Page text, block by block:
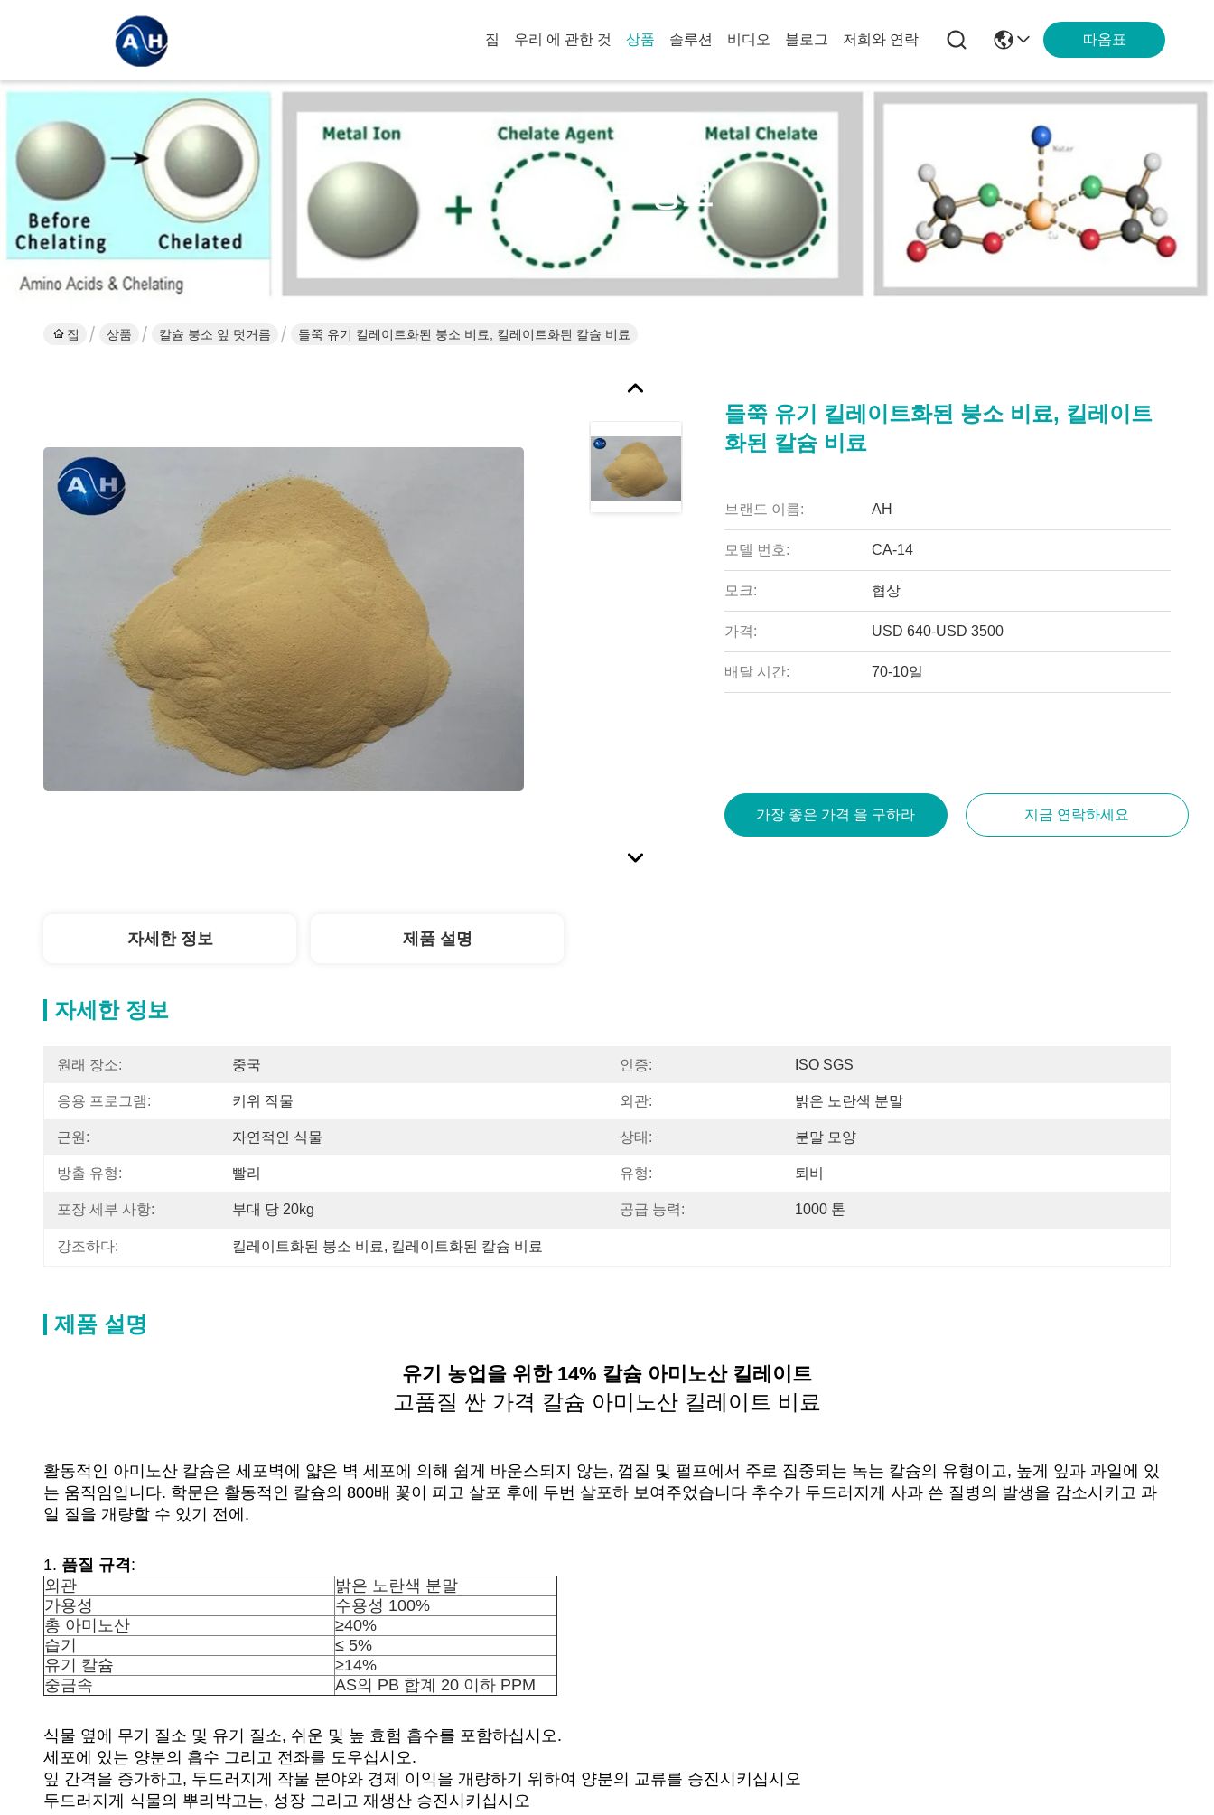
집 우리 에 관한 것 상품 솔루션 비디오 블로그 저희와 연락 따옴표
제품 세부 정보
집 상품 칼슘 붕소 잎 덧거름 들쭉 유기 킬레이트화된 붕소 비료, 킬레이트화된 칼슘 비료
들쭉 유기 킬레이트화된 붕소 비료, 킬레이트
화된 칼슘 비료
브랜드 이름: AH
모델 번호: CA-14
모크: 협상
가격: USD 640-USD 3500
배달 시간: 70-10일
가장 좋은 가격 을 구하라 지금 연락하세요
자세한 정보 제품 설명
자세한 정보
원래 장소: 중국 인증: ISO SGS
응용 프로그램: 키위 작물 외관: 밝은 노란색 분말
근원: 자연적인 식물 상태: 분말 모양
방출 유형: 빨리 유형: 퇴비
포장 세부 사항: 부대 당 20kg 공급 능력: 1000 톤
강조하다: 킬레이트화된 붕소 비료, 킬레이트화된 칼슘 비료
제품 설명
유기 농업을 위한 14% 칼슘 아미노산 킬레이트
고품질 싼 가격 칼슘 아미노산 킬레이트 비료
활동적인 아미노산 칼슘은 세포벽에 얇은 벽 세포에 의해 쉽게 바운스되지 않는, 껍질 및 펄프에서 주로 집중되는 녹는 칼슘의 유형이고, 높게 잎과 과일에 있
는 움직임입니다. 학문은 활동적인 칼슘의 800배 꽃이 피고 살포 후에 두번 살포하 보여주었습니다 추수가 두드러지게 사과 쓴 질병의 발생을 감소시키고 과
일 질을 개량할 수 있기 전에.
1. 품질 규격:
외관
밝은 노란색 분말
가용성
수용성 100%
총 아미노산
≥40%
습기
≤ 5%
유기 칼슘
≥14%
중금속
AS의 PB 합계 20 이하 PPM
식물 옆에 무기 질소 및 유기 질소, 쉬운 및 높 효험 흡수를 포함하십시오.
세포에 있는 양분의 흡수 그리고 전좌를 도우십시오.
잎 간격을 증가하고, 두드러지게 작물 분야와 경제 이익을 개량하기 위하여 양분의 교류를 승진시키십시오
두드러지게 식물의 뿌리박고는, 성장 그리고 재생산 승진시키십시오